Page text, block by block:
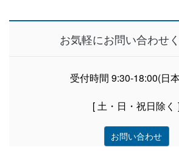
お気軽にお問い合わせ
受付時間 9:30-18:00(日
[ 土・日・祝日除く
お問い合わせ